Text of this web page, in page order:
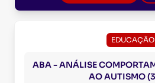
EDUCAÇÃO
ABA - ANÁLISE
AO AUTISMO